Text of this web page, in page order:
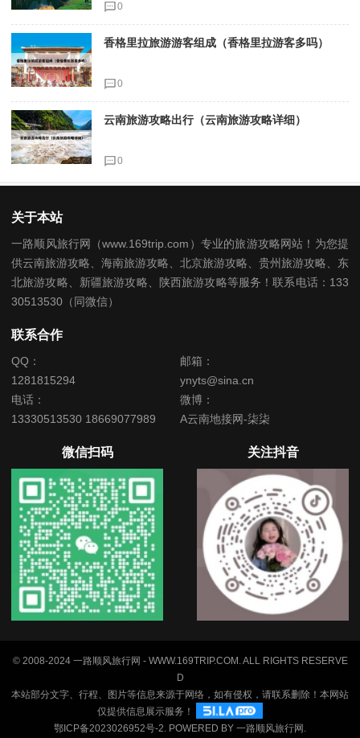
0
香格里拉旅游游客组成（香格里拉游客多吗）
0
云南旅游攻略出行（云南旅游攻略详细）
0
关于本站
一路顺风旅行网（www.169trip.com）专业的旅游攻略网站！为您提
供云南旅游攻略、海南旅游攻略、北京旅游攻略、贵州旅游攻略、东
北旅游攻略、新疆旅游攻略、陕西旅游攻略等服务！联系电话：133
30513530（同微信）
联系合作
QQ：
1281815294
邮箱：
ynyts@sina.cn
电话：
13330513530 18669077989
微博：
A云南地接网-柒柒
微信扫码 关注抖音
© 2008-2024 一路顺风旅行网 - WWW.169TRIP.COM. ALL RIGHTS RESERVE
D
本站部分文字、行程、图片等信息来源于网络，如有侵权，请联系删除！本网站
仅提供信息展示服务！
鄂ICP备2023026952号-2. POWERED BY 一路顺风旅行网 .